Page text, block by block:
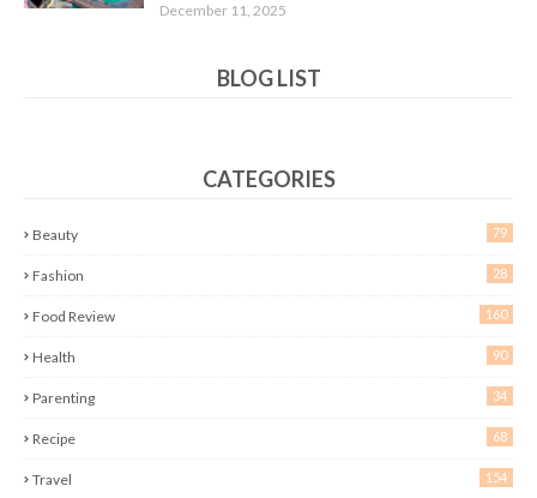
December 11, 2025
BLOG LIST
CATEGORIES
Beauty 79
Fashion 28
Food Review 160
Health 90
Parenting 34
Recipe 68
Travel 154